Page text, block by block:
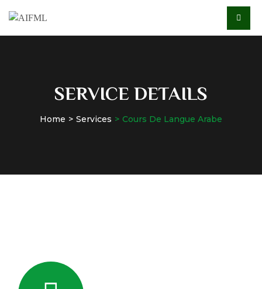
SERVICE DETAILS
Home Services Cours De Langue Arabe